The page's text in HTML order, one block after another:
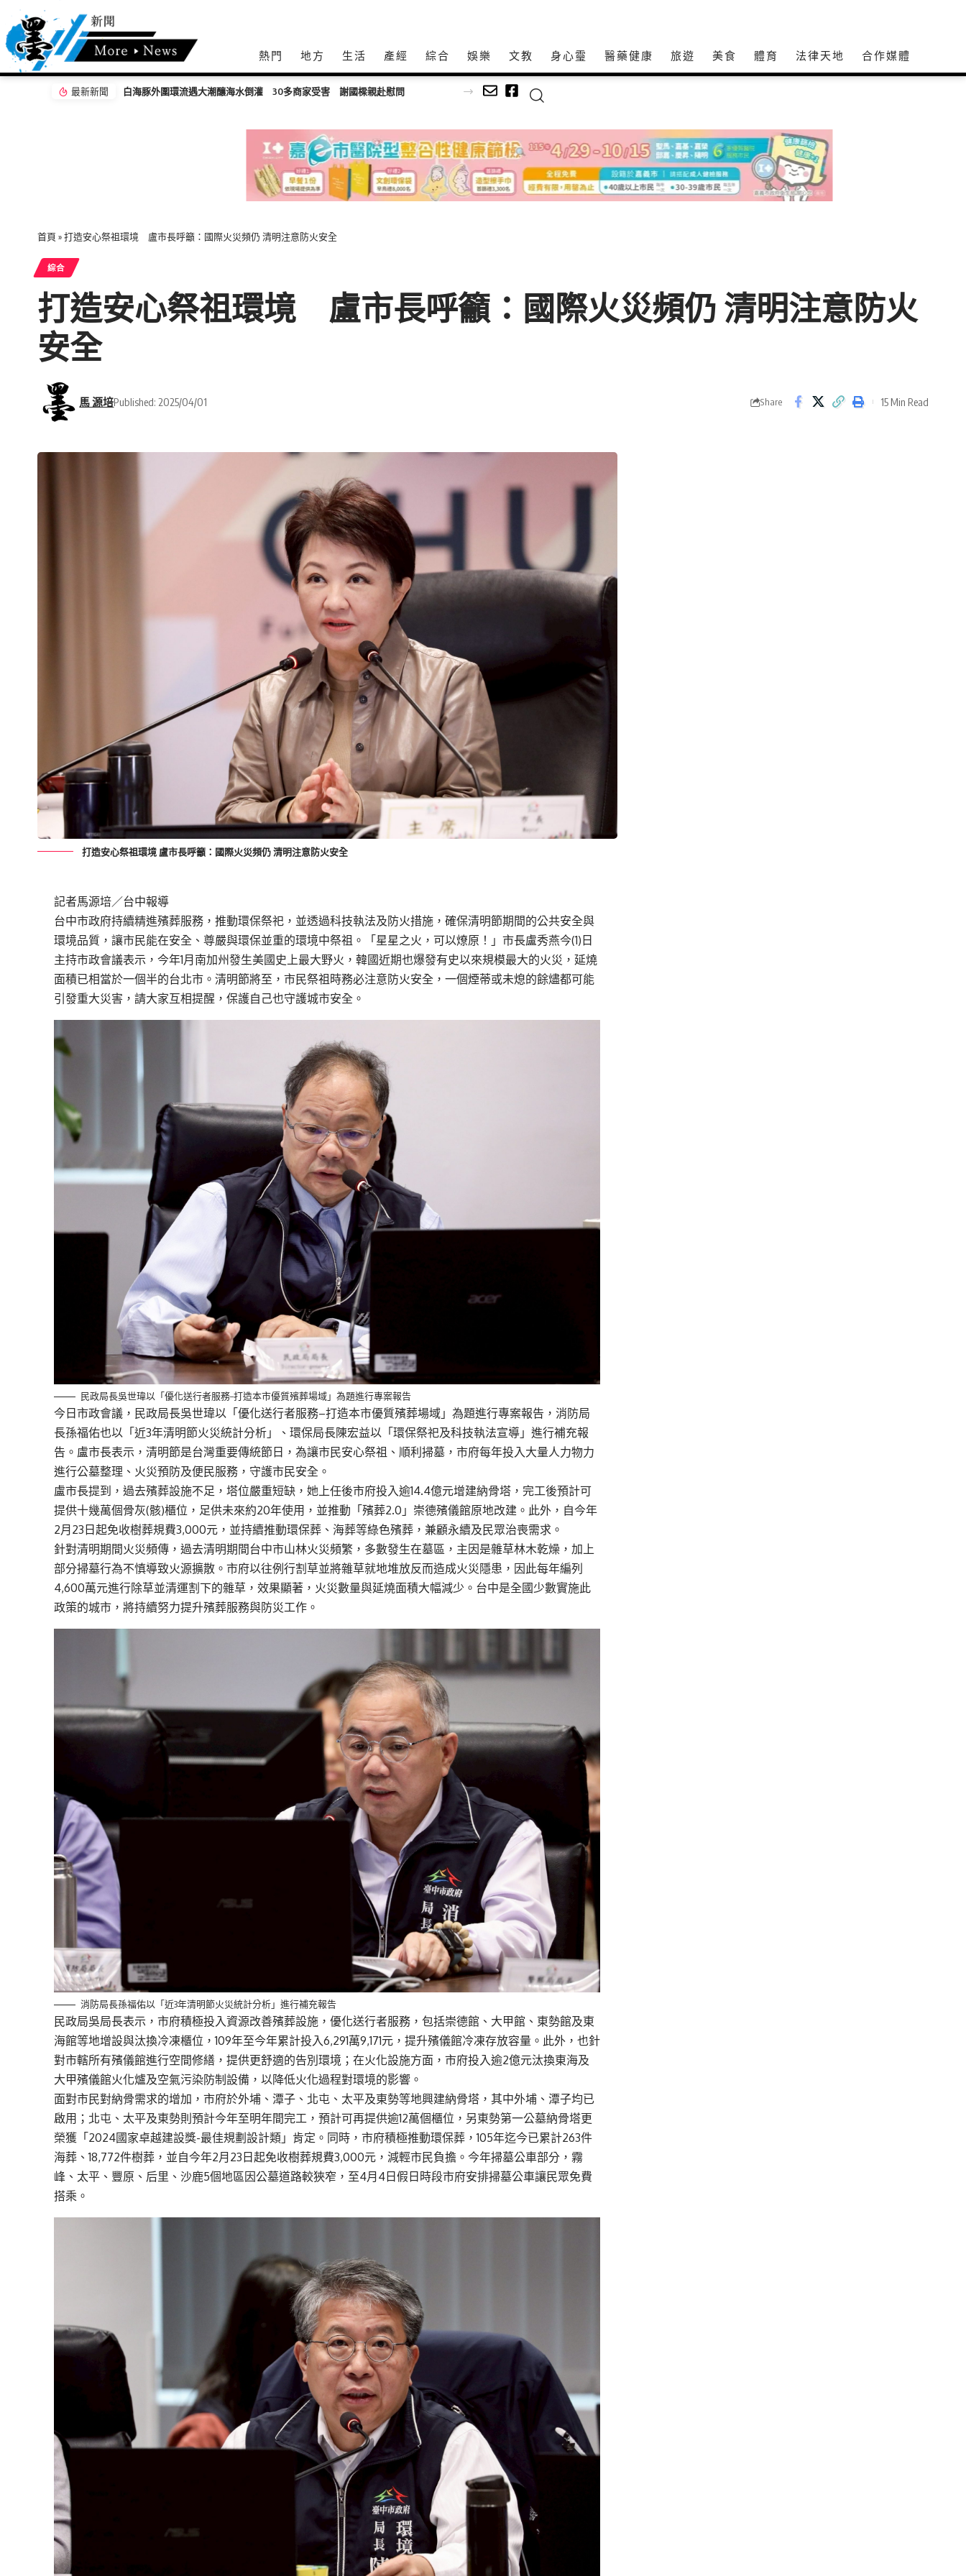
熱門 地方 生活 產經 綜合 娛樂 文教 身心𩆜 醫藥健康 旅遊 美食 體育 法律天地 合作媒體
最新新聞 網友相約摩鐵愛愛因戴不戴套爭執女遭毆打 羅警意外查獲改造手槍送辦
首頁 »打造安心祭祖環境 盧市長呼籲：國際火災頻仍 清明注意防火安全
綜合
打造安心祭祖環境 盧市長呼籲：國際火災頻仍 清明注意防火
安全
馬 源培Published: 2025/04/01 Share 15 Min Read
打造安心祭祖環境 盧市長呼籲：國際火災頻仍 清明注意防火安全
記者馬源培／台中報導
台中市政府持續精進殯葬服務，推動環保祭祀，並透過科技執法及防火措施，確保清明節期間的公共安全與
環境品質，讓市民能在安全、尊嚴與環保並重的環境中祭祖。「星星之火，可以燎原！」市長盧秀燕今(1)日
主持市政會議表示，今年1月南加州發生美國史上最大野火，韓國近期也爆發有史以來規模最大的火災，延燒
面積已相當於一個半的台北市。清明節將至，市民祭祖時務必注意防火安全，一個煙蒂或未熄的餘燼都可能
引發重大災害，請大家互相提醒，保護自己也守護城市安全。
民政局長吳世瑋以「優化送行者服務–打造本市優質殯葬場域」為題進行專案報告
今日市政會議，民政局長吳世瑋以「優化送行者服務–打造本市優質殯葬場域」為題進行專案報告，消防局
長孫福佑也以「近3年清明節火災統計分析」、環保局長陳宏益以「環保祭祀及科技執法宣導」進行補充報
告。盧市長表示，清明節是台灣重要傳統節日，為讓市民安心祭祖、順利掃墓，市府每年投入大量人力物力
進行公墓整理、火災預防及便民服務，守護市民安全。
盧市長提到，過去殯葬設施不足，塔位嚴重短缺，她上任後市府投入逾14.4億元增建納骨塔，完工後預計可
提供十幾萬個骨灰(骸)櫃位，足供未來約20年使用，並推動「殯葬2.0」崇德殯儀館原地改建。此外，自今年
2月23日起免收樹葬規費3,000元，並持續推動環保葬、海葬等綠色殯葬，兼顧永續及民眾治喪需求。
針對清明期間火災頻傳，過去清明期間台中市山林火災頻繁，多數發生在墓區，主因是雜草林木乾燥，加上
部分掃墓行為不慎導致火源擴散。市府以往例行割草並將雜草就地堆放反而造成火災隱患，因此每年編列
4,600萬元進行除草並清運割下的雜草，效果顯著，火災數量與延燒面積大幅減少。台中是全國少數實施此
政策的城市，將持續努力提升殯葬服務與防災工作。
消防局長孫福佑以「近3年清明節火災統計分析」進行補充報告
民政局吳局長表示，市府積極投入資源改善殯葬設施，優化送行者服務，包括崇德館、大甲館、東勢館及東
海館等地增設與汰換冷凍櫃位，109年至今年累計投入6,291萬9,171元，提升殯儀館冷凍存放容量。此外，也針
對市轄所有殯儀館進行空間修繕，提供更舒適的告別環境；在火化設施方面，市府投入逾2億元汰換東海及
大甲殯儀館火化爐及空氣污染防制設備，以降低火化過程對環境的影響。
面對市民對納骨需求的增加，市府於外埔、潭子、北屯、太平及東勢等地興建納骨塔，其中外埔、潭子均已
啟用；北屯、太平及東勢則預計今年至明年間完工，預計可再提供逾12萬個櫃位，另東勢第一公墓納骨塔更
榮獲「2024國家卓越建設獎-最佳規劃設計類」肯定。同時，市府積極推動環保葬，105年迄今已累計263件
海葬、18,772件樹葬，並自今年2月23日起免收樹葬規費3,000元，減輕市民負擔。今年掃墓公車部分，霧
峰、太平、豐原、后里、沙鹿5個地區因公墓道路較狹窄，至4月4日假日時段市府安排掃墓公車讓民眾免費
搭乘。